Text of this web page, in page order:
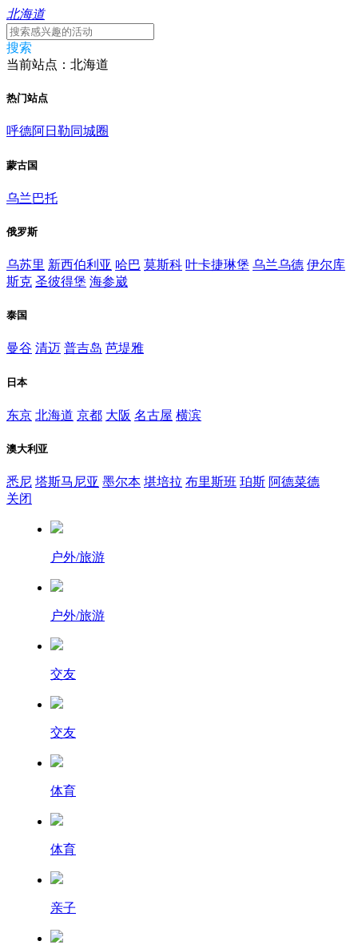
北海道
搜索
当前站点：北海道
热门站点
呼德阿日勒同城圈
蒙古国
乌兰巴托
俄罗斯
乌苏里 新西伯利亚 哈巴 莫斯科 叶卡捷琳堡 乌兰乌德 伊尔库
斯克 圣彼得堡 海参崴
泰国
曼谷 清迈 普吉岛 芭堤雅
日本
东京 北海道 京都 大阪 名古屋 横滨
澳大利亚
悉尼 塔斯马尼亚 墨尔本 堪培拉 布里斯班 珀斯 阿德菜德
关闭
户外/旅游
户外/旅游
交友
交友
体育
体育
亲子